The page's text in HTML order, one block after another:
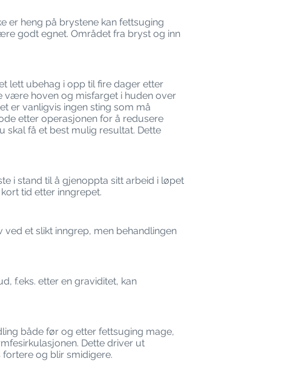
er heng på brystene kan fettsuging
godt egnet. Området fra bryst og inn
lett ubehag i opp til fire dager etter
være hoven og misfarget i huden over
er vanligvis ingen sting som må
etter operasjonen for å redusere
skal få et best mulig resultat. Dette
i stand til å gjenoppta sitt arbeid i løpet
tid etter inngrepet.
et slikt inngrep, men behandlingen
f.eks. etter en graviditet, kan
både før og etter fettsuging mage,
Dette driver ut
og blir smidigere.